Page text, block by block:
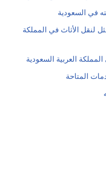
في السعودية
لنقل الأثاث في المملكة
العربية السعودية
المتاحة